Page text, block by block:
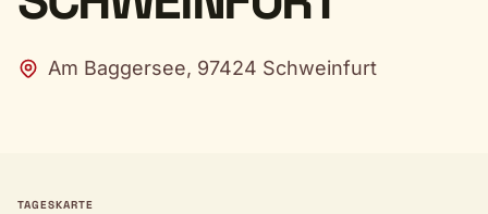
Am Baggersee, 97424 Schweinfurt
TAGESKARTE